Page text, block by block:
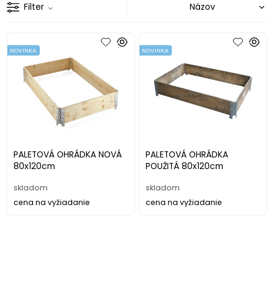
Filter
PALETOVÁ OHRÁDKA NOVÁ
80x120cm
NOVINKA
skladom
cena na vyžiadanie
PALETOVÁ OHRÁDKA
POUŽITÁ 80x120cm
NOVINKA
skladom
cena na vyžiadanie